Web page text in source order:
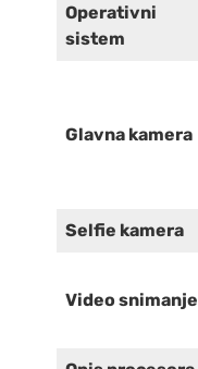
Operativni
sistem
Glavna kamera
Selfie kamera
Video snimanje